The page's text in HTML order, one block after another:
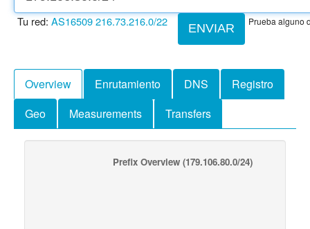
ENVIAR
Tu red: AS16509216.73.216.0/22 Prueba alguno
Overview Enrutamiento DNS
Registro
Geo
Measurements Transfers
Prefix Overview(179.106.80.0/24)